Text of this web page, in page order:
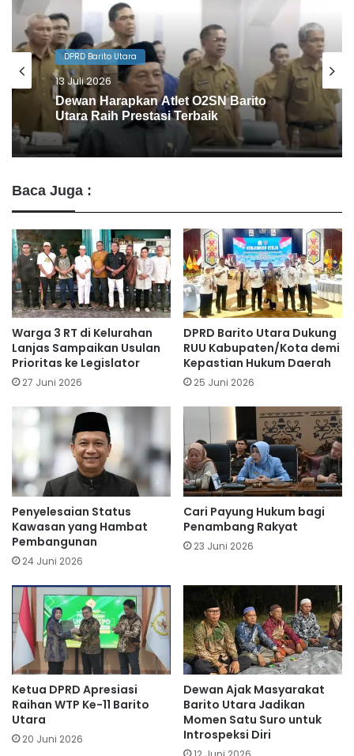
DPRD Barito Utara
10 Juli 2026
Agenda Gowes Bareng Dapat
Dukungan Dewan
Baca Juga :
Warga 3 RT di Kelurahan
Lanjas Sampaikan Usulan
Prioritas ke Legislator
27 Juni 2026
DPRD Barito Utara Dukung
RUU Kabupaten/Kota demi
Kepastian Hukum Daerah
25 Juni 2026
Penyelesaian Status
Kawasan yang Hambat
Pembangunan
24 Juni 2026
Cari Payung Hukum bagi
Penambang Rakyat
23 Juni 2026
Ketua DPRD Apresiasi
Raihan WTP Ke-11 Barito
Utara
20 Juni 2026
Dewan Ajak Masyarakat
Barito Utara Jadikan
Momen Satu Suro untuk
Introspeksi Diri